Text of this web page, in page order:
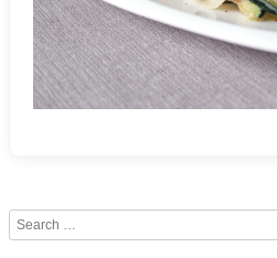
Search